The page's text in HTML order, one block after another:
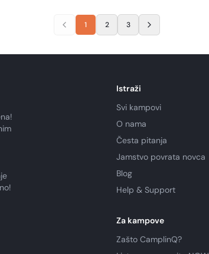
1 2 3
Istraži
Svi kampovi
O nama
Česta pitanja
Jamstvo povrata novca
Blog
Help & Support
Za kampove
Zašto CamplinQ?